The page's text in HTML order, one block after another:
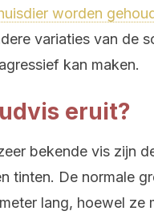
worden
variaties van de
kan maken.
eruit?
bekende vis zijn
tinten. De normale
lang, hoewel ze